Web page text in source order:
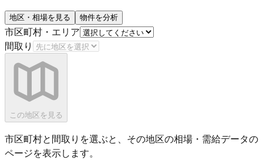
地区・相場を見る 物件を分析
市区町村・エリア
間取り
この地区を見る
市区町村と間取りを選ぶと、その地区の相場・需給データの
ページを表示します。